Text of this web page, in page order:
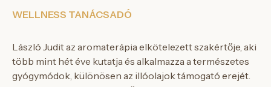
WELLNESS TANÁCSADÓ
László Judit az aromaterápia elkötelezett szakértője, aki
több mint hét éve kutatja és alkalmazza a természetes
gyógymódok, különösen az illóolajok támogató erejét.